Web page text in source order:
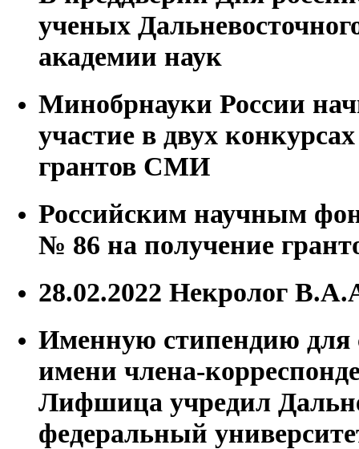
ученых
академии наук
Минобрнауки России
участие в двух
грантов СМИ
Российским научным
№ 86 на получение
28.02.2022 Некролог
Именную стипендию для
имени члена-
Лифшица учредил
федеральный